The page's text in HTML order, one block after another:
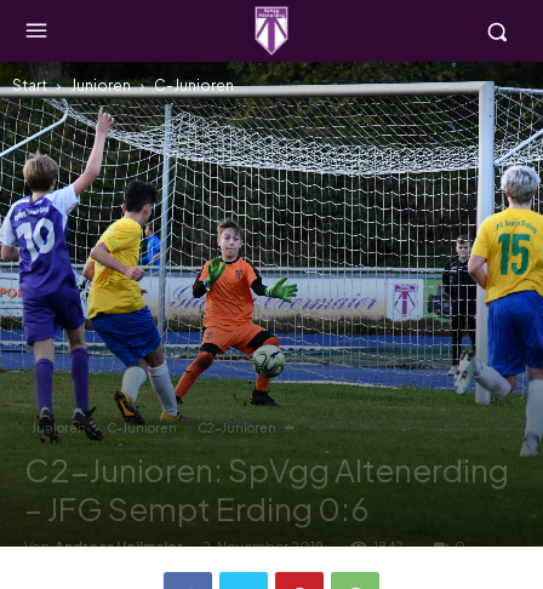
Start Junioren C-Junioren
Junioren C-Junioren C2-Junioren
C2-Junioren: SpVgg Altenerding
– JFG Sempt Erding 0:6
Von Andreas Heilmaier - 2. November 2019 1842 0